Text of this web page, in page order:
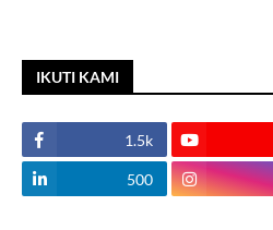
IKUTI KAMI
1.5k
500